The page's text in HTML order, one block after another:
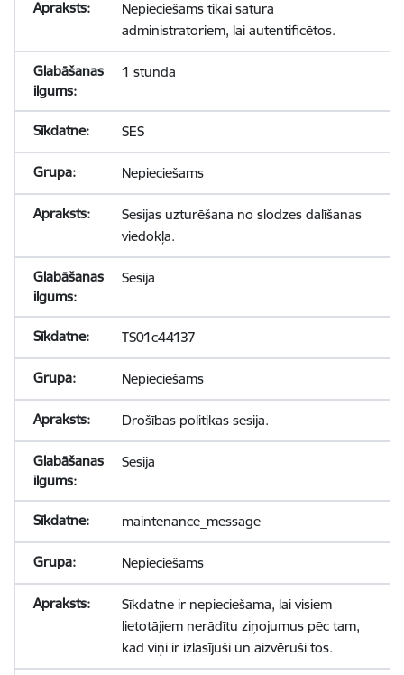
Nepieciešams tikai satura
administratoriem, lai autentificētos.
1 stunda
SES
Nepieciešams
Sesijas uzturēšana no slodzes dalīšanas
viedokļa.
Sesija
TS01c44137
Nepieciešams
Drošības politikas sesija.
Sesija
maintenance_message
Nepieciešams
Sīkdatne ir nepieciešama, lai visiem
lietotājiem nerādītu ziņojumus pēc tam,
kad viņi ir izlasījuši un aizvēruši tos.